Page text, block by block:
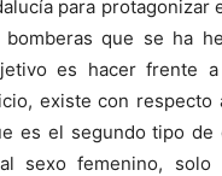
para protagonizar
que se ha
es hacer frente
existe con respecto
es el segundo tipo de
sexo femenino,